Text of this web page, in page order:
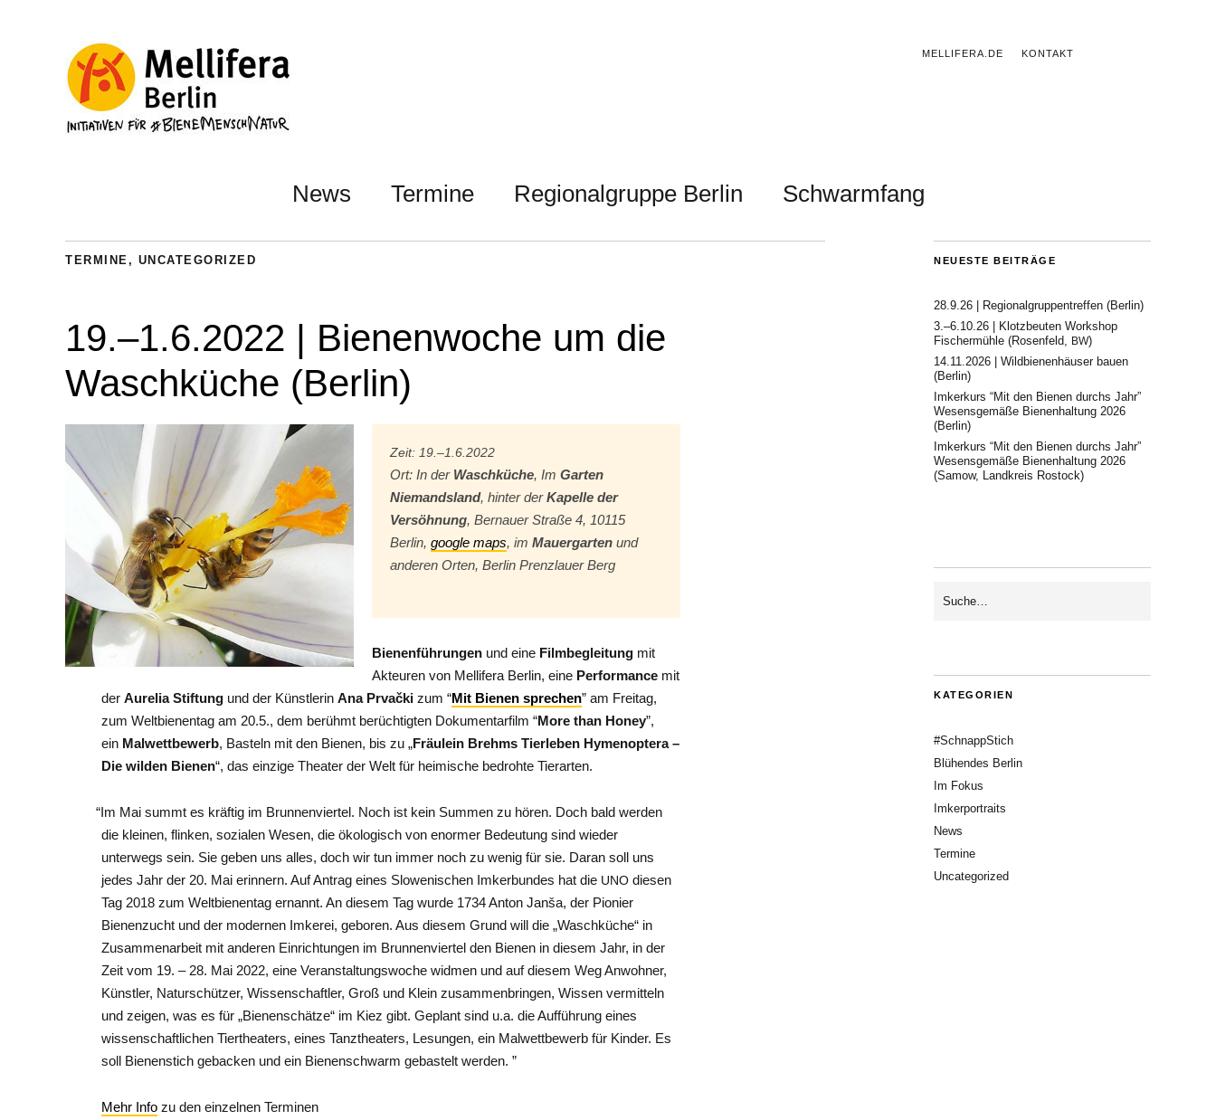
MELLIFERA.DE KONTAKT
News Termine Regionalgruppe Berlin Schwarmfang
TERMINE , UNCATEGORIZED
19.–1.6.2022 | Bienenwoche um die
Waschküche (Berlin)
Zeit: 19.–1.6.2022
Ort: In der Waschküche, ImGarten
Niemandsland, hinter derKapelle der
Versöhnung, Bernauer Straße 4, 10115
Berlin,google maps, imMauergarten und
anderen Orten, Berlin Prenzlauer Berg
Bienenführungen und eine Filmbegleitung mit
Akteuren von Mellifera Berlin, eine Performance mit
der Aurelia Stiftung und der Künstlerin Ana Prvački zum “Mit Bienen sprechen” am Freitag,
zum Weltbienentag am 20.5., dem berühmt berüchtigten Dokumentarfilm “More than Honey”,
ein Malwettbewerb, Basteln mit den Bienen, bis zu „Fräulein Brehms Tierleben Hymenoptera –
Die wilden Bienen“, das einzige Theater der Welt für heimische bedrohte Tierarten.
“Im Mai summt es kräftig im Brunnenviertel. Noch ist kein Summen zu hören. Doch bald werden
die kleinen, flinken, sozialen Wesen, die ökologisch von enormer Bedeutung sind wieder
unterwegs sein. Sie geben uns alles, doch wir tun immer noch zu wenig für sie. Daran soll uns
jedes Jahr der 20. Mai erinnern. Auf Antrag eines Slowenischen Imkerbundes hat die UNO diesen
Tag 2018 zum Weltbienentag ernannt. An diesem Tag wurde 1734 Anton Janša, der Pionier
Bienenzucht und der modernen Imkerei, geboren. Aus diesem Grund will die „Waschküche“ in
Zusammenarbeit mit anderen Einrichtungen im Brunnenviertel den Bienen in diesem Jahr, in der
Zeit vom 19. – 28. Mai 2022, eine Veranstaltungswoche widmen und auf diesem Weg Anwohner,
Künstler, Naturschützer, Wissenschaftler, Groß und Klein zusammenbringen, Wissen vermitteln
und zeigen, was es für „Bienenschätze“ im Kiez gibt. Geplant sind u.a. die Aufführung eines
wissenschaftlichen Tiertheaters, eines Tanztheaters, Lesungen, ein Malwettbewerb für Kinder. Es
soll Bienenstich gebacken und ein Bienenschwarm gebastelt werden. ”
Mehr Info zu den einzelnen Terminen
NEUESTE BEITRÄGE
28.9.26 | Regionalgruppentreffen (Berlin)
3.–6.10.26 | Klotzbeuten Workshop
Fischermühle (Rosenfeld, BW)
14.11.2026 | Wildbienenhäuser bauen
(Berlin)
Imkerkurs “Mit den Bienen durchs Jahr”
Wesensgemäße Bienenhaltung 2026
(Berlin)
Imkerkurs “Mit den Bienen durchs Jahr”
Wesensgemäße Bienenhaltung 2026
(Samow, Landkreis Rostock)
KATEGORIEN
#SchnappStich
Blühendes Berlin
Im Fokus
Imkerportraits
News
Termine
Uncategorized